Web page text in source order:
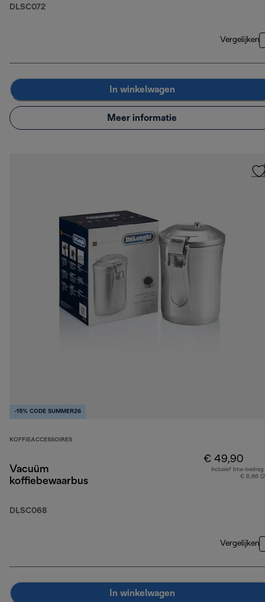
DLSC072
Vergelijken
In winkelwagen
Meer informatie
-15% CODE SUMMER26
KOFFIEACCESSOIRES
Vacuüm
koffiebewaarbus
DLSC068
€ 49,90
Inclusief btw-bedrag
€ 8,66
Vergelijken
In winkelwagen